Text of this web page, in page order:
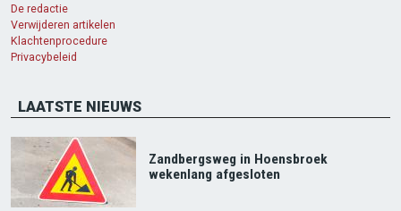
De redactie
Verwijderen artikelen
Klachtenprocedure
Privacybeleid
LAATSTE NIEUWS
Zandbergsweg in Hoensbroek
wekenlang afgesloten